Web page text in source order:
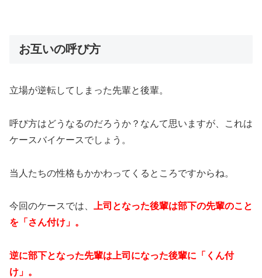
お互いの呼び方
立場が逆転してしまった先輩と後輩。
呼び方はどうなるのだろうか？なんて思いますが、これは
ケースバイケースでしょう。
当人たちの性格もかかわってくるところですからね。
今回のケースでは、 上司となった後輩は部下の先輩のこと
を「さん付け」。
逆に部下となった先輩は上司になった後輩に「くん付
け」。